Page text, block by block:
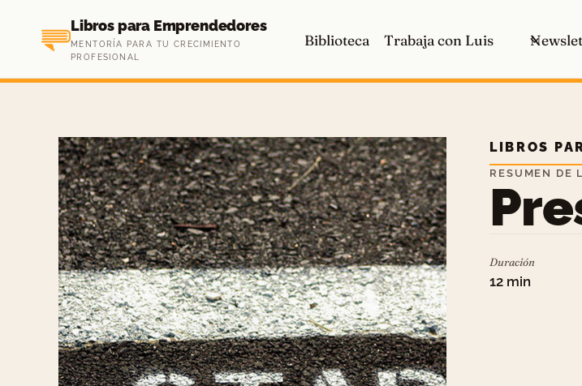
contenido
Libros para Emprendedores
MENTORÍA PARA TU CRECIMIENTO
PROFESIONAL
Biblioteca Trabaja con Luis
LIBROS
RESUMEN DE
Duración
12 min